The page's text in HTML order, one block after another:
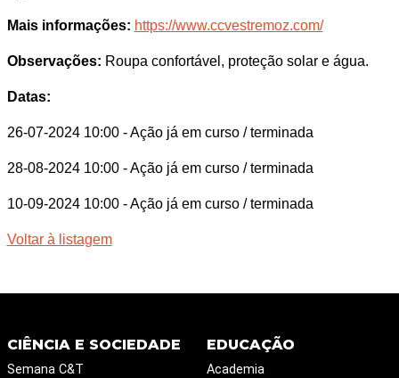
Mais informações: https://www.ccvestremoz.com/
Observações: Roupa confortável, proteção solar e água.
Datas:
26-07-2024 10:00 - Ação já em curso / terminada
28-08-2024 10:00 - Ação já em curso / terminada
10-09-2024 10:00 - Ação já em curso / terminada
Voltar à listagem
CIÊNCIA E SOCIEDADE
Semana C&T
EDUCAÇÃO
Academia